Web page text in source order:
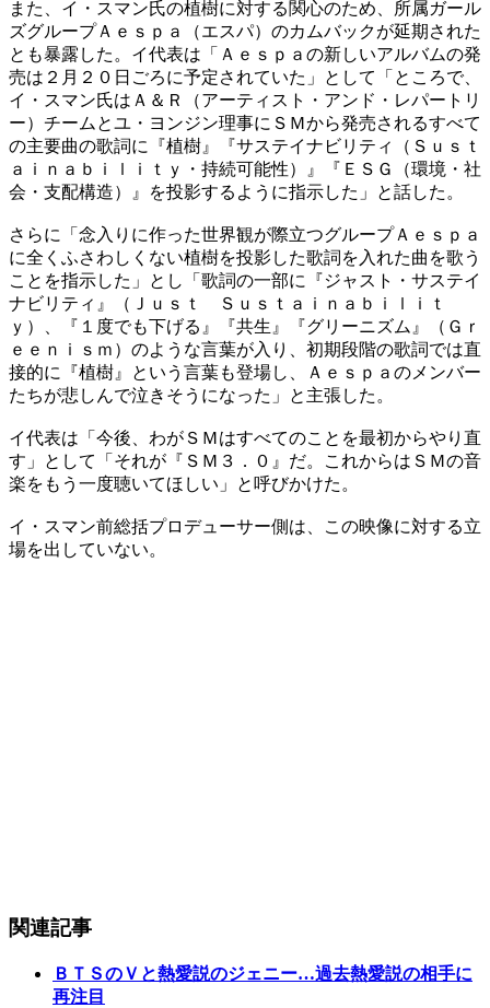
​また、イ・スマン氏の植樹に対する関心のため、所属ガール
ズグループＡｅｓｐａ（エスパ）のカムバックが延期された
とも暴露した。イ代表は「Ａｅｓｐａの新しいアルバムの発
売は２月２０日ごろに予定されていた」として「ところで、
イ・スマン氏はＡ＆Ｒ（アーティスト・アンド・レパートリ
ー）チームとユ・ヨンジン理事にＳＭから発売されるすべて
の主要曲の歌詞に『植樹』『サステイナビリティ（Ｓｕｓｔ
ａｉｎａｂｉｌｉｔｙ・持続可能性）』『ＥＳＧ（環境・社
会・支配構造）』を投影するように指示した」と話した。
さらに「念入りに作った世界観が際立つグループＡｅｓｐａ
に全くふさわしくない植樹を投影した歌詞を入れた曲を歌う
ことを指示した」とし「歌詞の一部に『ジャスト・サステイ
ナビリティ』（Ｊｕｓｔ Ｓｕｓｔａｉｎａｂｉｌｉｔ
ｙ）、『１度でも下げる』『共生』『グリーニズム』（Ｇｒ
ｅｅｎｉｓｍ）のような言葉が入り、初期段階の歌詞では直
接的に『植樹』という言葉も登場し、Ａｅｓｐａのメンバー
たちが悲しんで泣きそうになった」と主張した。
イ代表は「今後、わがＳＭはすべてのことを最初からやり直
す」として「それが『ＳＭ３．０』だ。これからはＳＭの音
楽をもう一度聴いてほしい」と呼びかけた。
​イ・スマン前総括プロデューサー側は、この映像に対する立
場を出していない。
関連記事
ＢＴＳのＶと熱愛説のジェニー…過去熱愛説の相手に
再注目